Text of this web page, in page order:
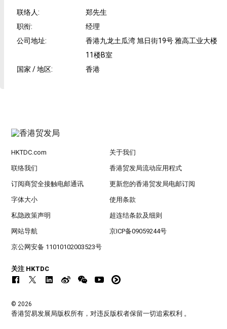
联络人:
郑先生
职衔:
经理
公司地址:
香港九龙土瓜湾 旭日街19号 雅高工业大楼
11楼B室
国家 / 地区: 香港
HKTDC.com 关于我们
联络我们 香港贸发局流动应用程式
订阅商贸全接触电邮通讯 更新您的香港贸发局电邮订阅
字体大小 使用条款
私隐政策声明 超连结条款及细则
网站导航 京ICP备09059244号
京公网安备 11010102003523号
关注 HKTDC
© 2026
香港贸易发展局版权所有，对违反版权者保留一切追索权利 。